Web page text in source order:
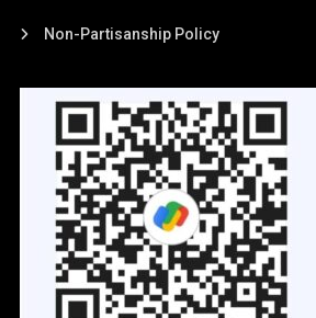
Non-Partisanship Policy